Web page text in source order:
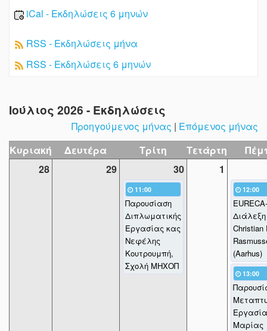
iCal - Εκδηλώσεις 6 μηνών
RSS - Εκδηλώσεις μήνα
RSS - Εκδηλώσεις 6 μηνών
Ιούλιος 2026 - Εκδηλώσεις
Προηγούμενος μήνας | Επόμενος μήνας
Κυριακή
Δευτέρα Τρίτη Τετάρτη
28
29 30 1
11:00
Παρουσίαση
Διπλωματικής
Εργασίας κας
Νεφέλης
Κουτρουμπή,
Σχολή ΜΗΧΟΠ
12:00
Διάλεξη
Christian
(Aarhus)
13:00
Μαρίας